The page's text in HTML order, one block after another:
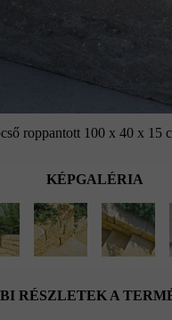
roppantott 100 x 40 x 15
KÉPGALÉRIA
RÉSZLETEK A